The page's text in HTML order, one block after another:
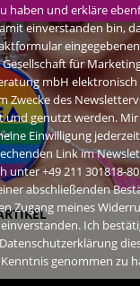
haben und erkläre
einverstanden bin,
Gesellschaft für
mbH elektronisch
Zwecke des
und genutzt werden.
Einwilligung
Link im
unter +49 211 301818-
abschließenden
Zugang meines
Ich
genommen zu